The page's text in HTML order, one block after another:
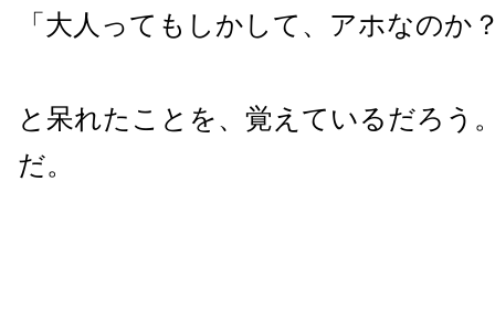
「大人ってもしかして、アホなのか
と呆れたことを、覚えているだろう
だ。